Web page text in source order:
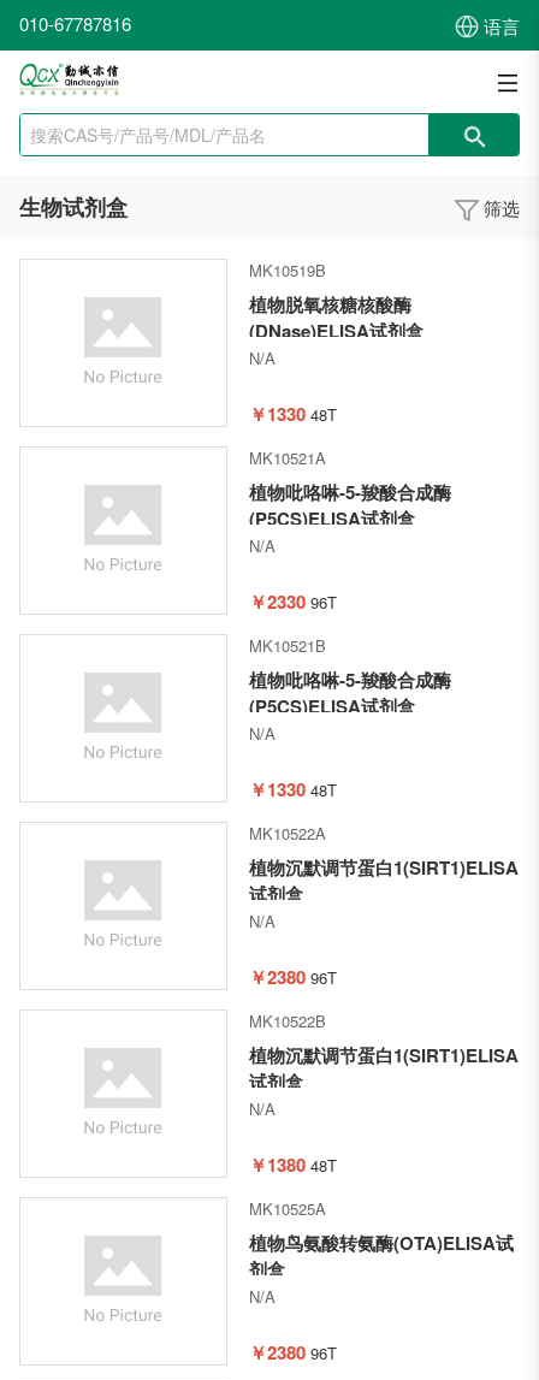
010-67787816 语言
生物试剂盒 筛选
MK10519B
植物脱氧核糖核酸酶
(DNase)ELISA试剂盒
N/A
￥1330 48T
MK10521A
植物吡咯啉-5-羧酸合成酶
(P5CS)ELISA试剂盒
N/A
￥2330 96T
MK10521B
植物吡咯啉-5-羧酸合成酶
(P5CS)ELISA试剂盒
N/A
￥1330 48T
MK10522A
植物沉默调节蛋白1(SIRT1)ELISA
试剂盒
N/A
￥2380 96T
MK10522B
植物沉默调节蛋白1(SIRT1)ELISA
试剂盒
N/A
￥1380 48T
MK10525A
植物鸟氨酸转氨酶(OTA)ELISA试
剂盒
N/A
￥2380 96T